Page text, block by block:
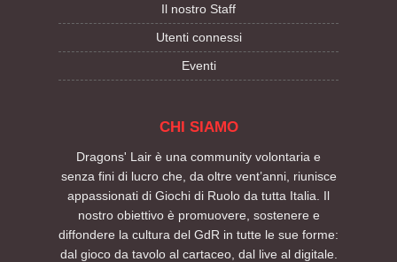
Il nostro Staff
Utenti connessi
Eventi
CHI SIAMO
Dragons' Lair è una community volontaria e
senza fini di lucro che, da oltre vent’anni, riunisce
appassionati di Giochi di Ruolo da tutta Italia. Il
nostro obiettivo è promuovere, sostenere e
diffondere la cultura del GdR in tutte le sue forme:
dal gioco da tavolo al cartaceo, dal live al digitale.